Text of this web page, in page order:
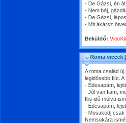
- De Gázsi, én
- Nem báj,
- De Gázsi,
- Mit ákársz
Beküldő:
Roma viccek
A roma család
legidősebb fiút.
- Édesapám,
- Jól van fiam,
Kis idő múlva
- Édesapám,
- Mosakodj csak
Nemsokára